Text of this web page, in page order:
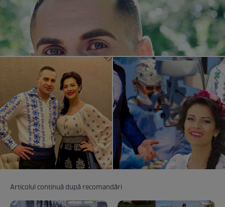
Articolul continuă după recomandări